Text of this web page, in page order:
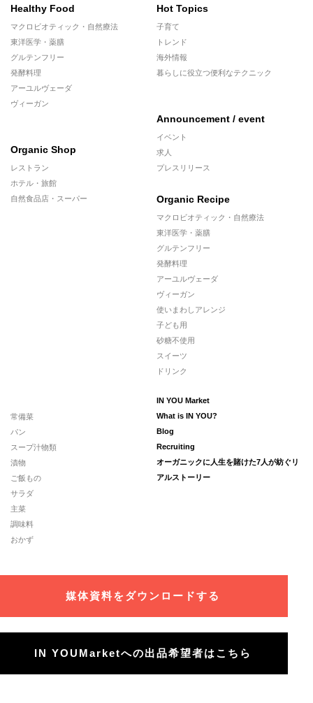
Healthy Food
マクロビオティック・自然療法
東洋医学・薬膳
グルテンフリー
発酵料理
アーユルヴェーダ
ヴィーガン
Organic Shop
レストラン
ホテル・旅館
自然食品店・スーパー
Hot Topics
子育て
トレンド
海外情報
暮らしに役立つ便利なテクニック
Announcement / event
イベント
求人
プレスリリース
Organic Recipe
マクロビオティック・自然療法
東洋医学・薬膳
グルテンフリー
発酵料理
アーユルヴェーダ
ヴィーガン
使いまわしアレンジ
子ども用
砂糖不使用
スイーツ
ドリンク
常備菜
パン
スープ汁物類
漬物
ご飯もの
サラダ
主菜
調味料
おかず
IN YOU Market
What is IN YOU?
Blog
Recruiting
オーガニックに人生を賭けた7人が紡ぐリ
アルストーリー
媒体資料をダウンロードする
IN YOUMarketへの出品希望者はこちら